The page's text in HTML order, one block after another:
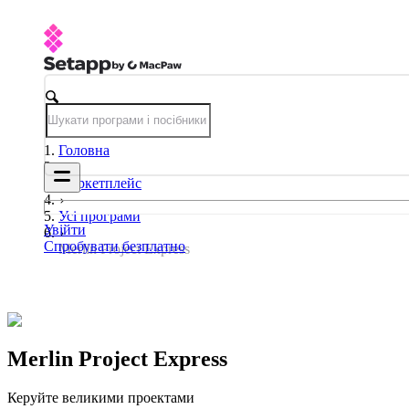
Увійти
Спробувати безплатно
Головна
Маркетплейс
Усі програми
Merlin Project Express
Merlin Project Express
Керуйте великими проектами